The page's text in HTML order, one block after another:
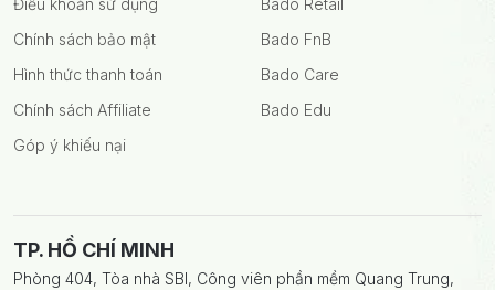
TP. HỒ CHÍ MINH
Phòng 404, Tòa nhà SBI, Công viên phần mềm Quang Trung,
Điều khoản sử dụng
Chính sách bảo mật
Hình thức thanh toán
Chính sách Affiliate
Góp ý khiếu nại
Bado Retail
Bado FnB
Bado Care
Bado Edu